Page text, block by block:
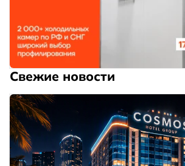
Свежие новости